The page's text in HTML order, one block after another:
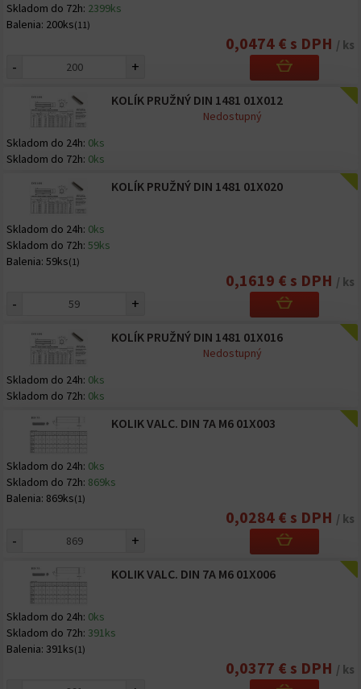
Skladom do 72h: 2399ks
Balenia: 200ks(11)
0,0474 € s DPH / ks
- +
KOLÍK PRUŽNÝ DIN 1481 01X012
Skladom do 24h: 0ks
Skladom do 72h: 0ks
Nedostupný
KOLÍK PRUŽNÝ DIN 1481 01X020
Skladom do 24h: 0ks
Skladom do 72h: 59ks
Balenia: 59ks(1)
0,1619 € s DPH / ks
- +
KOLÍK PRUŽNÝ DIN 1481 01X016
Skladom do 24h: 0ks
Skladom do 72h: 0ks
Nedostupný
KOLIK VALC. DIN 7A M6 01X003
Skladom do 24h: 0ks
Skladom do 72h: 869ks
Balenia: 869ks(1)
0,0284 € s DPH / ks
- +
KOLIK VALC. DIN 7A M6 01X006
Skladom do 24h: 0ks
Skladom do 72h: 391ks
Balenia: 391ks(1)
0,0377 € s DPH / ks